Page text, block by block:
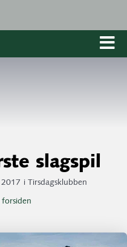
slagspil
i Tirsdagsklubben